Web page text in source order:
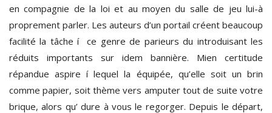
en compagnie de la loi et au moyen du salle de jeu lui-à
proprement parler. Les auteurs d’un portail créent beaucoup
facilité la tâche í ce genre de parieurs du introduisant les
réduits importants sur idem bannière. Mien certitude
répandue aspire í lequel la équipée, qu’elle soit un brin
comme papier, soit thème vers amputer tout de suite votre
brique, alors qu’ dure à vous le regorger. Depuis le départ,